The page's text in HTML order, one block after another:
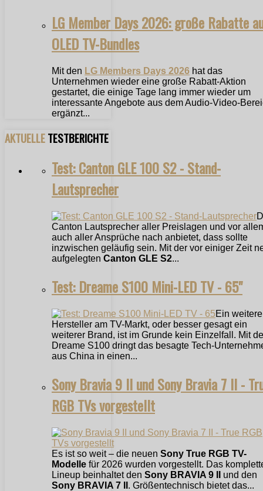
LG Member Days 2026: große Rabatte
OLED TV-Bundles
Mit den LG Members Days 2026 hat das
Unternehmen wieder eine große Rabatt-Aktion
gestartet, die einige Tage lang immer wieder um
interessante Angebote aus dem Audio-Video-
ergänzt...
AKTUELLETESTBERICHTE
Test: Canton GLE 100 S2 - Stand-
Lautsprecher
Canton Lautsprecher aller Preislagen und vor
auch aller Ansprüche nach anbietet, dass sollte
inzwischen geläufig sein. Mit der vor einiger Zeit
aufgelegten Canton GLE S2...
Test: Dreame S100 Mini-LED TV - 65"
Ein
Hersteller am TV-Markt, oder besser gesagt ein
weiterer Brand, ist im Grunde kein Einzelfall. Mit
Dreame S100 dringt das besagte Tech-
aus China in einen...
Sony Bravia 9 II und Sony Bravia 7 II -
RGB TVs vorgestellt
Es ist so weit – die neuen Sony True RGB TV-
Modelle für 2026 wurden vorgestellt. Das
Lineup beinhaltet den Sony BRAVIA 9 II
und den
Sony BRAVIA 7 II . Größentechnisch bietet das...